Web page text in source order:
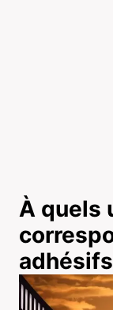
À quels